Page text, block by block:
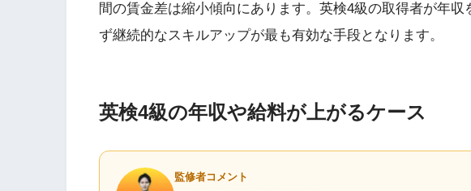
間の賃金差は縮小傾向にあります。英検4級の取得者が年
ず継続的なスキルアップが最も有効な手段となります。
英検4級の年収や給料が上がるケース
監修者コメント